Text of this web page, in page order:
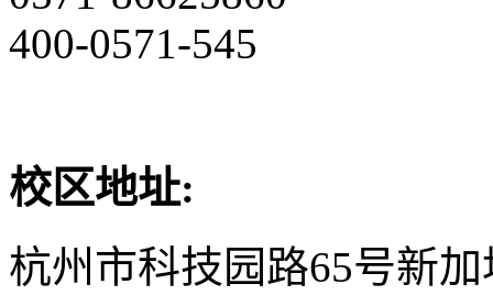
400-0571-545
校区地址:
杭州市科技园路65号新